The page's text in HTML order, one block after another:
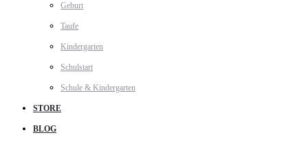
Geburt
Taufe
Kindergarten
Schulstart
Schule & Kindergarten
STORE
BLOG